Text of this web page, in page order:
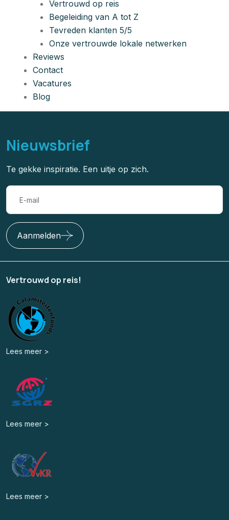
Vertrouwd op reis
Begeleiding van A tot Z
Tevreden klanten 5/5
Onze vertrouwde lokale netwerken
Reviews
Contact
Vacatures
Blog
Nieuwsbrief
Te gekke inspiratie. Een uitje op zich.
Aanmelden
Vertrouwd op reis!
Lees meer >
Lees meer >
Lees meer >